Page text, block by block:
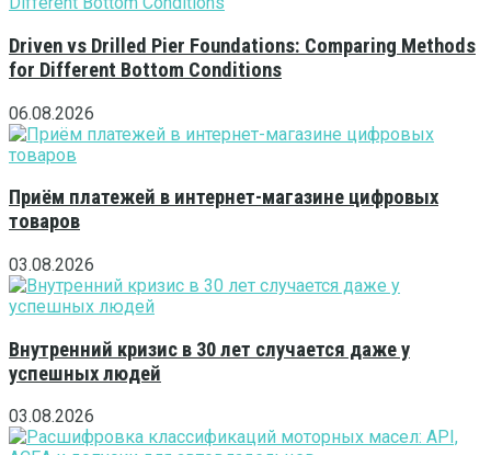
Driven vs Drilled Pier Foundations: Comparing Methods
for Different Bottom Conditions
06.08.2026
Приём платежей в интернет-магазине цифровых
товаров
03.08.2026
Внутренний кризис в 30 лет случается даже у
успешных людей
03.08.2026